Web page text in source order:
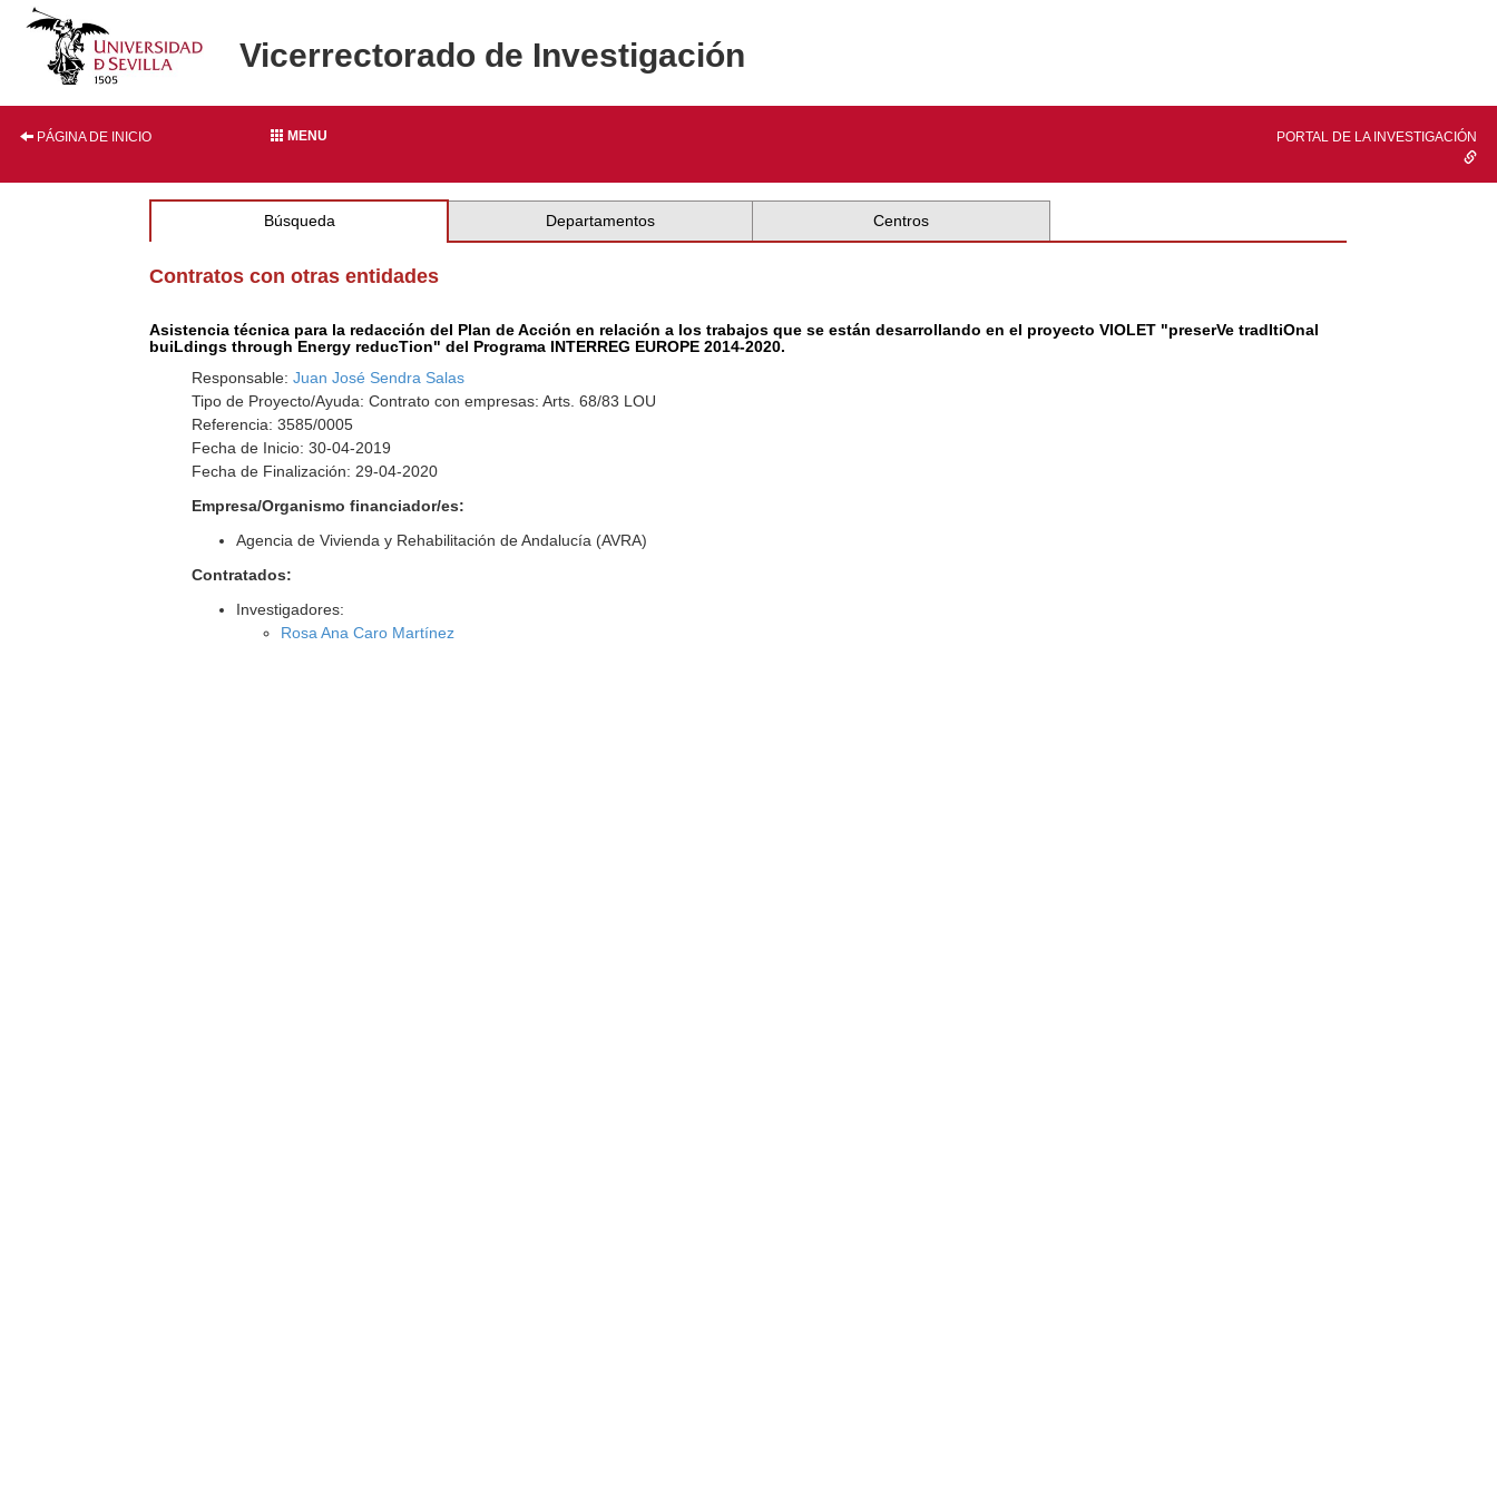
Vicerrectorado de Investigación
PÁGINA DE INICIO MENU PORTAL DE LA INVESTIGACIÓN
Búsqueda Departamentos Centros
Contratos con otras entidades
Asistencia técnica para la redacción del Plan de Acción en relación a los trabajos que se están desarrollando en el proyecto VIOLET "preserVe tradItiOnal
buiLdings through Energy reducTion" del Programa INTERREG EUROPE 2014-2020.
Responsable:Juan José Sendra Salas
Tipo de Proyecto/Ayuda: Contrato con empresas: Arts. 68/83 LOU
Referencia: 3585/0005
Fecha de Inicio: 30-04-2019
Fecha de Finalización: 29-04-2020
Empresa/Organismo financiador/es:
Agencia de Vivienda y Rehabilitación de Andalucía (AVRA)
Contratados:
Investigadores:
Rosa Ana Caro Martínez